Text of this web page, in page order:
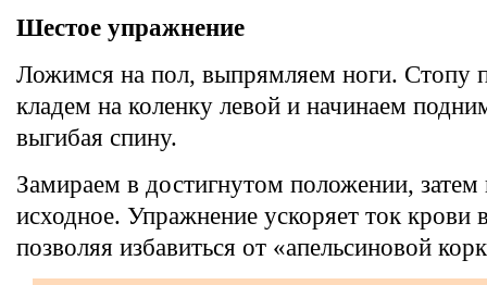
Шестое упражнение
Ложимся на пол, выпрямляем ноги. Стопу
кладем на коленку левой и начинаем
выгибая спину.
Замираем в достигнутом положении, затем
исходное. Упражнение ускоряет ток крови
позволяя избавиться от «апельсиновой